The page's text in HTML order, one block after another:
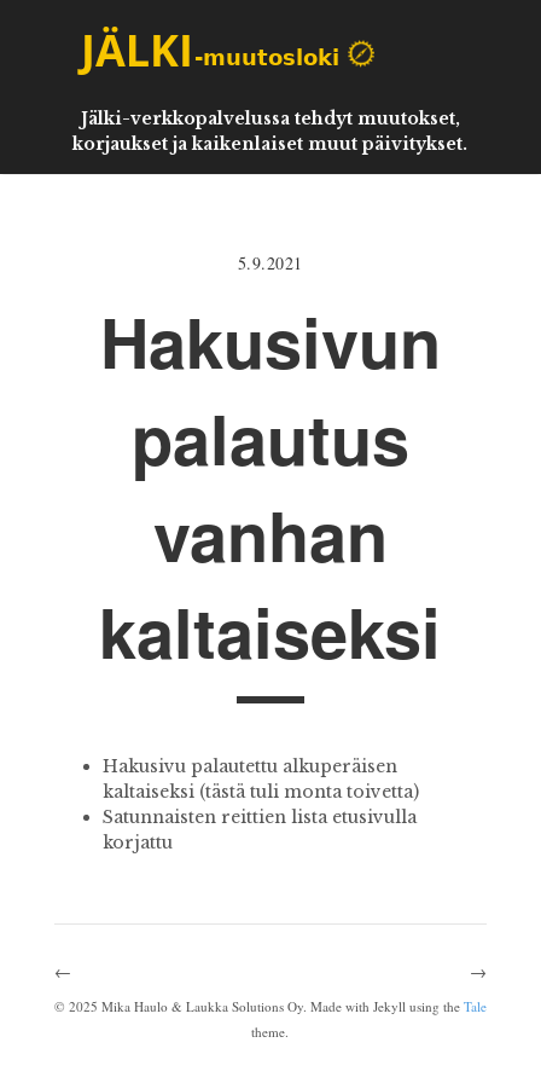
Jälki-verkkopalvelussa tehdyt muutokset,
korjaukset ja kaikenlaiset muut päivitykset.
5.9.2021
Hakusivun
palautus
vanhan
kaltaiseksi
Hakusivu palautettu alkuperäisen
kaltaiseksi (tästä tuli monta toivetta)
Satunnaisten reittien lista etusivulla
korjattu
← →
© 2025 Mika Haulo & Laukka Solutions Oy. Made with Jekyll using the Tale
theme.